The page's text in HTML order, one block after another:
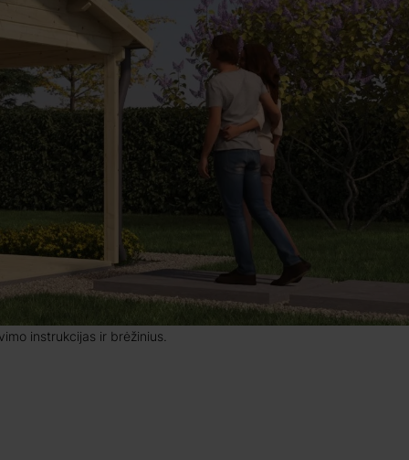
instrukcijas ir brėžinius.